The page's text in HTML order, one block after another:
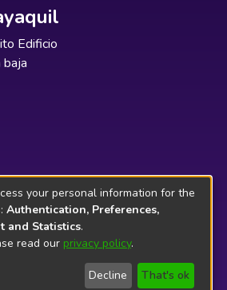
Edificio
your personal information for the
Authentication, Preferences,
and Statistics.
read our privacy policy.
Decline That's ok